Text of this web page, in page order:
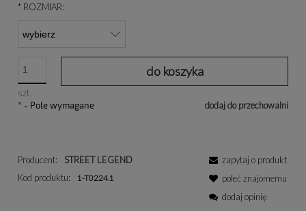
* ROZMIAR:
szt.
do koszyka
dodaj do przechowalni
* - Pole wymagane
Producent:
STREET LEGEND
Kod produktu:
1-T0224.1
zapytaj o produkt
poleć znajomemu
dodaj opinię